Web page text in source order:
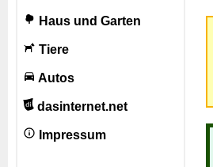
Haus und Garten
Tiere
Autos
dasinternet.net
Impressum